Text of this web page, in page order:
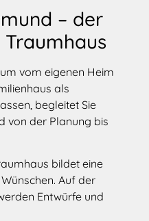
– der
vom eigenen Heim
als
begleitet Sie
von der Planung bis
bildet eine
Auf der
Entwürfe und